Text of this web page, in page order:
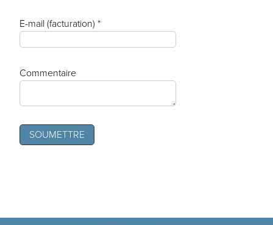
E-mail (facturation) *
Commentaire